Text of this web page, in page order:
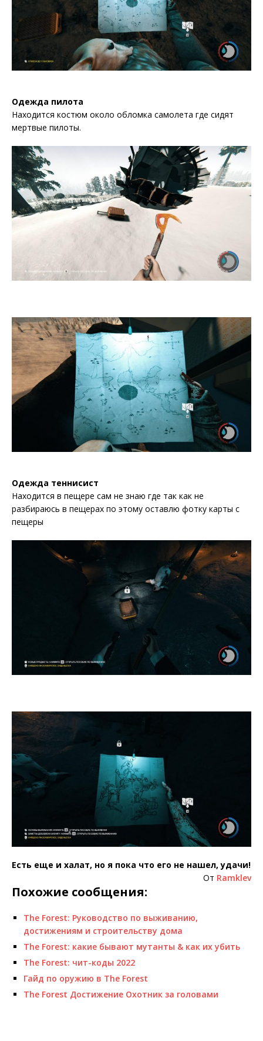
Одежда пилота
Находится костюм около обломка самолета где сидят
мертвые пилоты.
Одежда теннисист
Находится в пещере сам не знаю где так как не
разбираюсь в пещерах по этому оставлю фотку карты с
пещеры
Есть еще и халат, но я пока что его не нашел, удачи!
От Ramklev
Похожие сообщения:
The Forest: Руководство по выживанию,
достижениям и строительству дома
The Forest: какие бывают мутанты & как их убить
The Forest: чит-коды 2022
Гайд по оружию в The Forest
The Forest Достижение Охотник за головами